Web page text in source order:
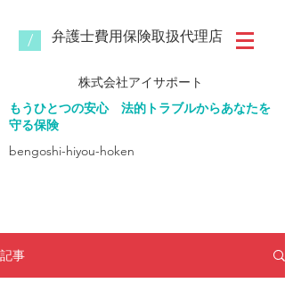
/ ​弁護士費用保険取扱代理店
株式会社アイサポート
もうひとつの安心
法的トラブルからあなたを
守る保険
bengoshi-hiyou-hoken​
記事